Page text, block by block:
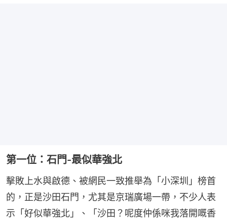
第一位：石門-最似華強北
擊敗上水與啟德、被網民一致推舉為「小深圳」榜首
的，正是沙田石門，尤其是京瑞廣場一帶，不少人表
示「好似華強北」、「沙田？呢度仲係咪我落開嘅香